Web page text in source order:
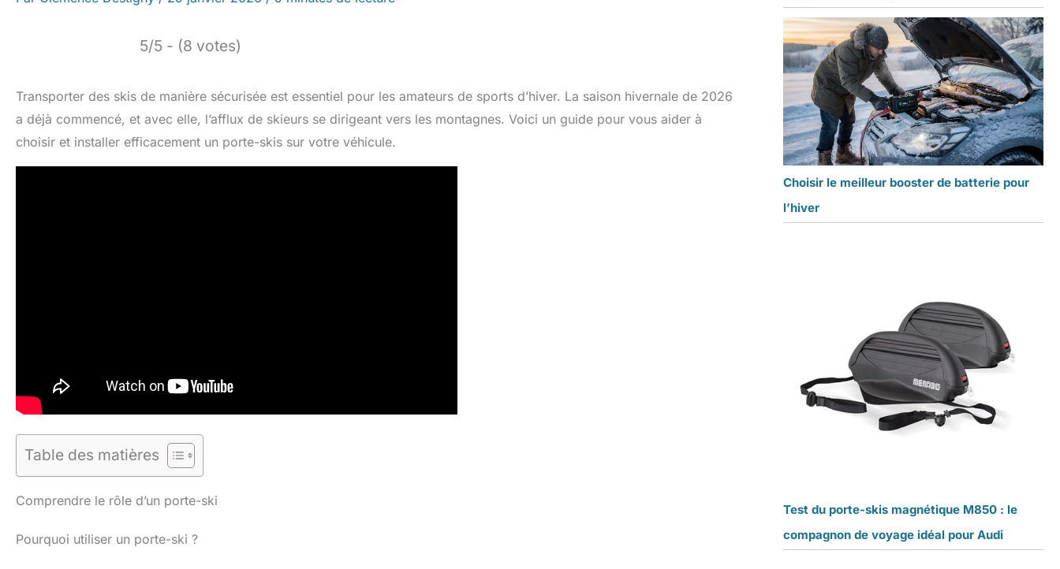
5/5 - (8 votes)
Transporter des skis de manière sécurisée est essentiel pour les amateurs de sports d’hiver. La saison hivernale de 2026
a déjà commencé, et avec elle, l’afflux de skieurs se dirigeant vers les montagnes. Voici un guide pour vous aider à
choisir et installer efficacement un porte-skis sur votre véhicule.
Table des matières
Comprendre le rôle d’un porte-ski
Pourquoi utiliser un porte-ski ?
Choisir le meilleur booster de batterie pour
l’hiver
Test du porte-skis magnétique M850 : le
compagnon de voyage idéal pour Audi